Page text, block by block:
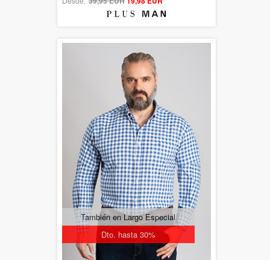
Dto. hasta 30%
También en Largo Especial